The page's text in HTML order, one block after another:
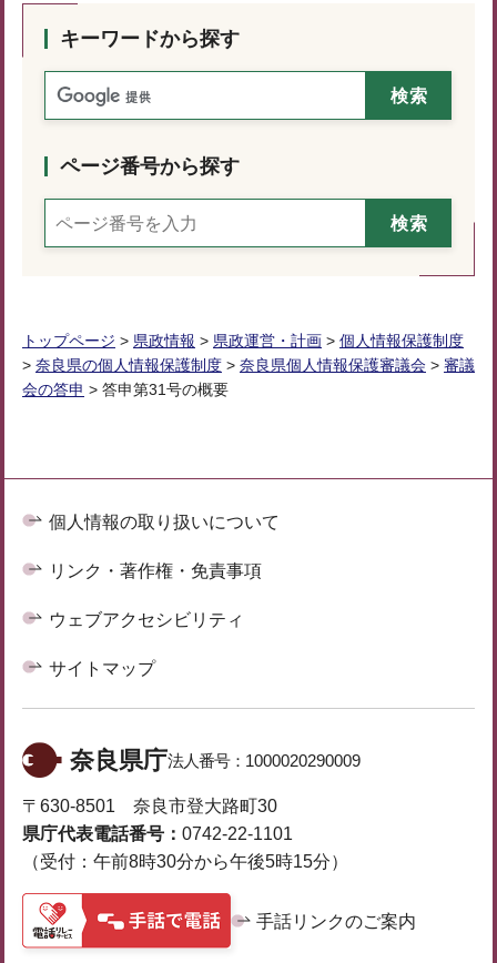
キーワードから探す
ページ番号から探す
トップページ > 県政情報 > 県政運営・計画 > 個人情報保護制度
> 奈良県の個人情報保護制度 > 奈良県個人情報保護審議会 > 審議
会の答申 > 答申第31号の概要
個人情報の取り扱いについて
リンク・著作権・免責事項
ウェブアクセシビリティ
サイトマップ
奈良県庁法人番号： 1000020290009
〒630-8501 奈良市登大路町30
県庁代表電話番号： 0742-22-1101
（受付：午前8時30分から午後5時15分）
手話リンクのご案内